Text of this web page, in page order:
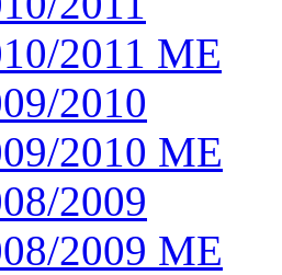
2011 ME
2010
2010 ME
2009
2009 ME